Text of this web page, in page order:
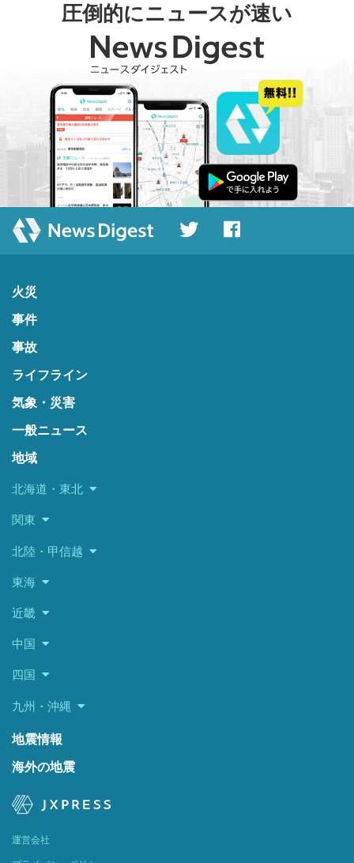
圧倒的にニュースが速い
火災
事件
事故
ライフライン
気象・災害
一般ニュース
地域
北海道・東北
関東
北陸・甲信越
東海
近畿
中国
四国
九州・沖縄
地震情報
海外の地震
運営会社